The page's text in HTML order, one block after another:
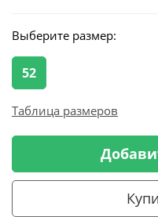
Выберите размер:
52
Таблица размеров